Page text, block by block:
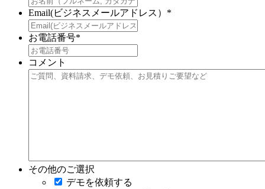
Email(ビジネスメールアドレス） *
お電話番号*
コメント
その他のご選択
デモを依頼する